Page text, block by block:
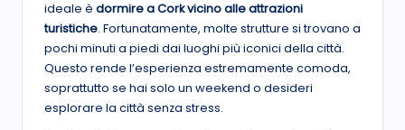
ideale è dormire a Cork vicino alle attrazioni
turistiche. Fortunatamente, molte strutture si trovano a
pochi minuti a piedi dai luoghi più iconici della città.
Questo rende l’esperienza estremamente comoda,
soprattutto se hai solo un weekend o desideri
esplorare la città senza stress.